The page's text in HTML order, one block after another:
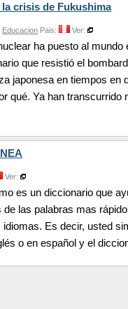
crisis de Fukushima
Educacion Pais: Ver:
ha puesto al mundo
que resistió el
japonesa en tiempos en
qué. Ya han transcurrido
Ver:
es un diccionario que
las palabras mas
Es decir, usted
o en español y el